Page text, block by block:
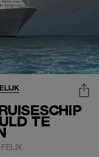
TE